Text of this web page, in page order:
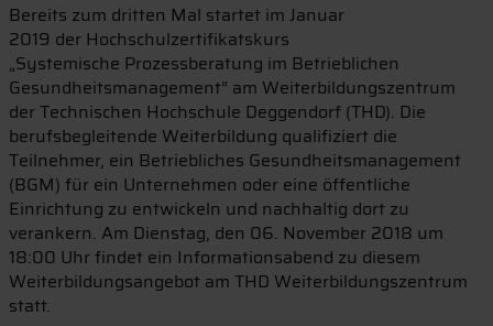
Bereits zum dritten Mal startet im Januar
2019 der Hochschulzertifikatskurs
„Systemische Prozessberatung im Betrieblichen
Gesundheitsmanagement“ am Weiterbildungszentrum
der Technischen Hochschule Deggendorf (THD). Die
berufsbegleitende Weiterbildung qualifiziert die
Teilnehmer, ein Betriebliches Gesundheitsmanagement
(BGM) für ein Unternehmen oder eine öffentliche
Einrichtung zu entwickeln und nachhaltig dort zu
verankern. Am Dienstag, den 06. November 2018 um
18:00 Uhr findet ein Informationsabend zu diesem
Weiterbildungsangebot am THD Weiterbildungszentrum
statt.